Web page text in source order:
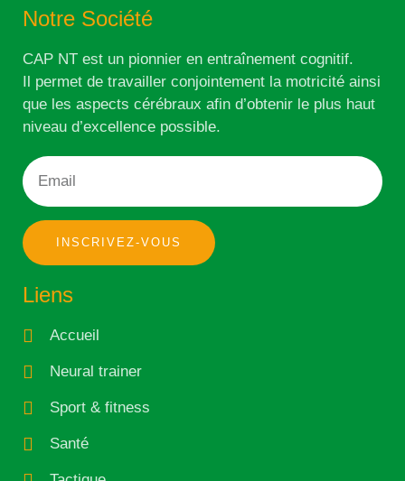
Notre Société
CAP NT est un pionnier en entraînement cognitif.
Il permet de travailler conjointement la motricité ainsi
que les aspects cérébraux afin d’obtenir le plus haut
niveau d’excellence possible.
INSCRIVEZ-VOUS
Liens
Accueil
Neural trainer
Sport & fitness
Santé